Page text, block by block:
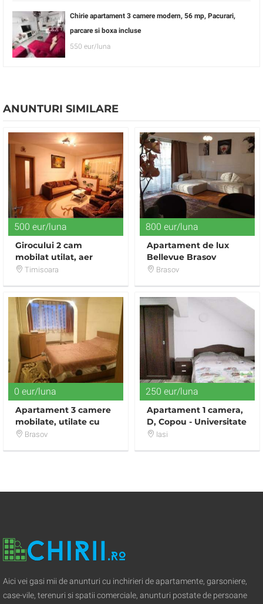
Chirie apartament 3 camere modern, 56 mp, Pacurari,
parcare si boxa incluse
550 eur/luna
ANUNTURI SIMILARE
500 eur/luna
Girocului 2 cam
mobilat utilat, aer
conditionat + balcon
Timisoara
800 eur/luna
Apartament de lux
Bellevue Brasov
Residence
Brasov
0 eur/luna
Apartament 3 camere
mobilate, utilate cu
doua chirii in avans
Brasov
250 eur/luna
Apartament 1 camera,
D, Copou - Universitate
Iasi
Aici vei gasi mii de anunturi cu inchirieri de apartamente, garsoniere,
case-vile, terenuri si spatii comerciale, anunturi postate de persoane